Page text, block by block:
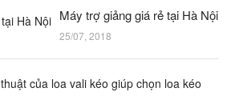
Máy trợ giảng giá rẻ tại Hà Nội
25/07, 2018